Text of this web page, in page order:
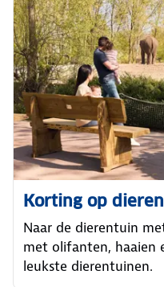
Korting op
Naar de dierentuin
met olifanten, haaien
leukste dierentuinen.